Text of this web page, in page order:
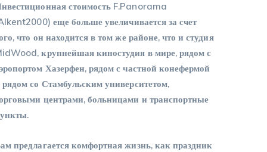
стоимость F.Panorama
еще больше увеличивается за счет
что он находится в том же районе, что и студия
крупнейшая киностудия в мире, рядом с
Хазерфен, рядом с частной конефермой
рядом со Стамбульским университетом,
центрами, больницами и транспортные
предлагается комфортная жизнь, как праздник